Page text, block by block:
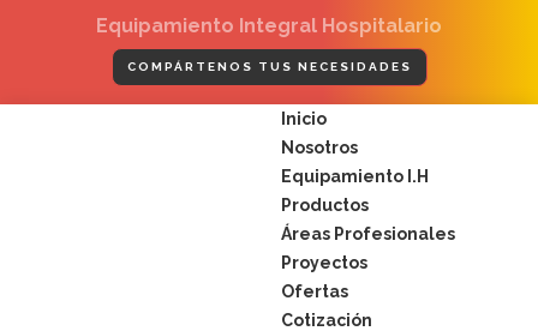
Equipamiento Integral Hospitalario
COMPÁRTENOS TUS NECESIDADES
Inicio
Nosotros
Equipamiento I.H
Productos
Áreas Profesionales
Proyectos
Ofertas
Cotización
Menú